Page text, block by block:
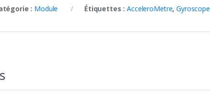
: Module Étiquettes :AcceleroMetre,Gyroscope